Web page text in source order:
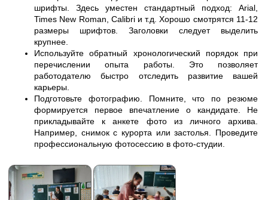
шрифты. Здесь уместен стандартный подход: Arial,
Times New Roman, Calibri и т.д. Хорошо смотрятся 11-12
размеры шрифтов. Заголовки следует выделить
крупнее.
Используйте обратный хронологический порядок при
перечислении опыта работы. Это позволяет
работодателю быстро отследить развитие вашей
карьеры.
Подготовьте фотографию. Помните, что по резюме
формируется первое впечатление о кандидате. Не
прикладывайте к анкете фото из личного архива.
Например, снимок с курорта или застолья. Проведите
профессиональную фотосессию в фото-студии.